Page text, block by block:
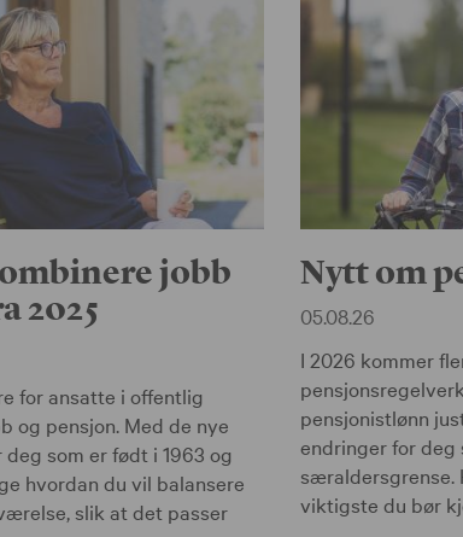
jobb
2025
for ansatte i offentlig
og pensjon. Med de nye
som er født i 1963 og
hvordan du vil balansere
slik at det passer
Nytt om
05.08.26
I 2026 kommer
pensjonistlønn
endringer for deg
særaldersgrense.
viktigste du bør